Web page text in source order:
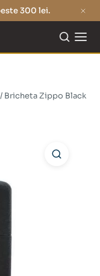
300 lei.
/ Bricheta Zippo Black